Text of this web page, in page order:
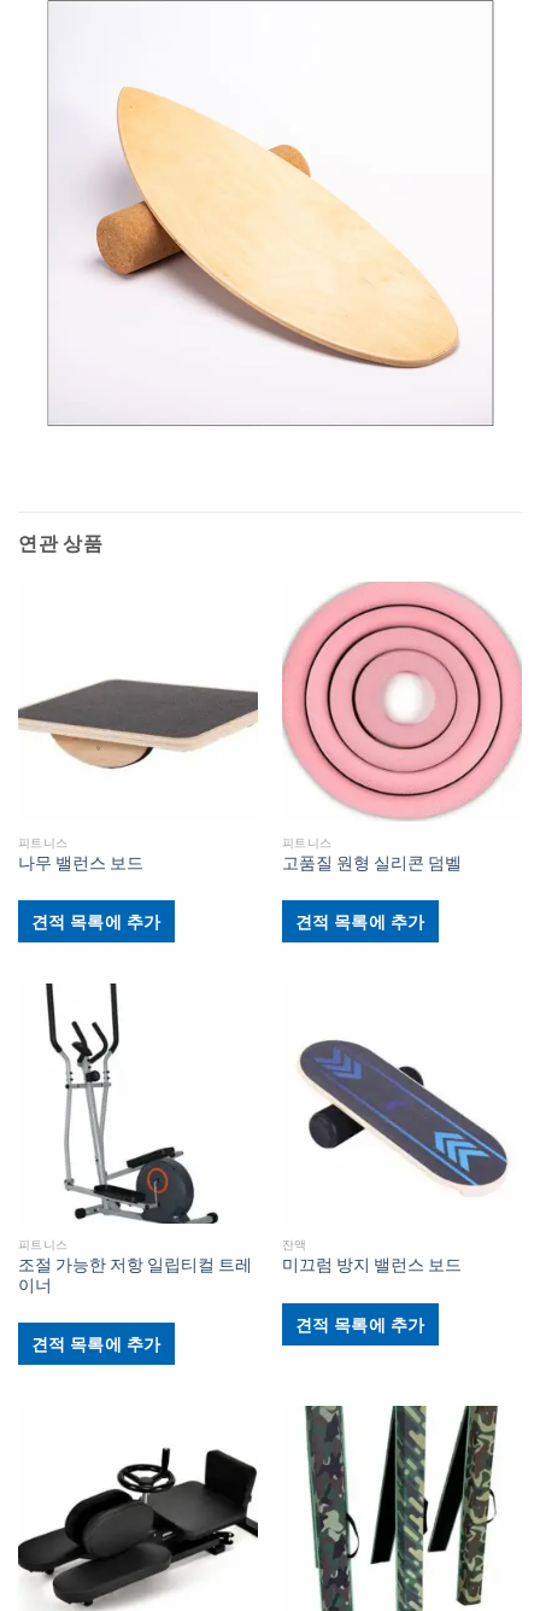
연관 상품
피트니스
나무 밸런스 보드
견적 목록에 추가
피트니스
고품질 원형 실리콘 덤벨
견적 목록에 추가
피트니스
조절 가능한 저항 일립티컬 트레
이너
견적 목록에 추가
잔액
미끄럼 방지 밸런스 보드
견적 목록에 추가